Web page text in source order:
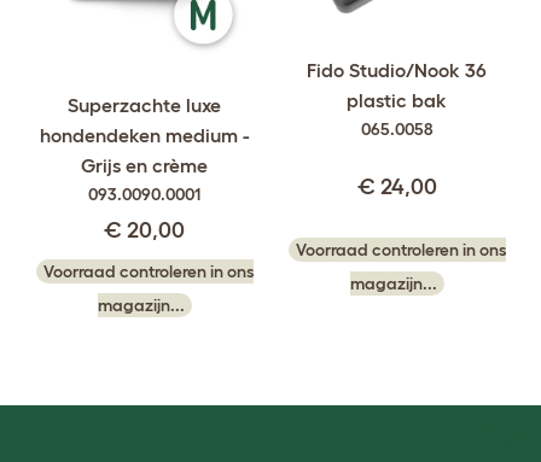
Superzachte luxe
hondendeken medium -
Grijs en crème
093.0090.0001
€ 20,00
Voorraad controleren in ons
magazijn...
Fido Studio/Nook 36
plastic bak
065.0058
€ 24,00
Voorraad controleren in ons
magazijn...